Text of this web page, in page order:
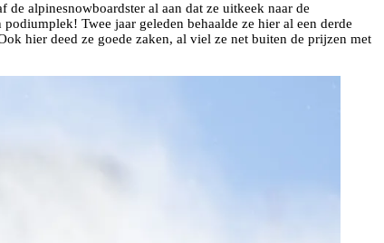
alpinesnowboardster al aan dat ze uitkeek naar de
Twee jaar geleden behaalde ze hier al een derde
hier deed ze goede zaken, al viel ze net buiten de prijzen met